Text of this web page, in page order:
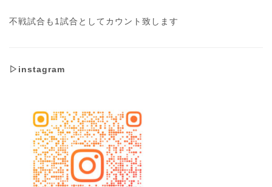
不戦試合も1試合 としてカウント致します
▷instagram